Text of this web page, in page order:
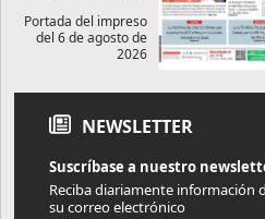
Portada del impreso
del 6 de agosto de
2026
NEWSLETTER
Suscríbase a nuestro
Reciba diariamente información
su correo electrónico